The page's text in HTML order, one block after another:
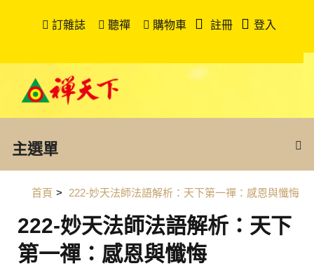
訂雜誌 聽禪 購物車 註冊 登入
主選單
首頁 > 222-妙天法師法語解析：天下第一禪：感恩與懺悔
222-妙天法師法語解析：天下
第一禪：感恩與懺悔